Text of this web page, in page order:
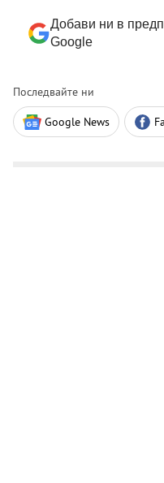
Добави ни в
Google
Последвайте ни
Google News